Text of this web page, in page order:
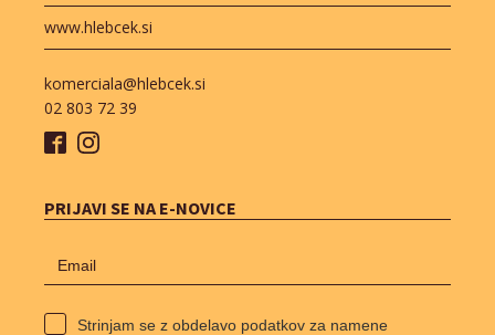
www.hlebcek.si
komerciala@hlebcek.si
02 803 72 39
PRIJAVI SE NA E-NOVICE
Strinjam se z obdelavo podatkov za namene